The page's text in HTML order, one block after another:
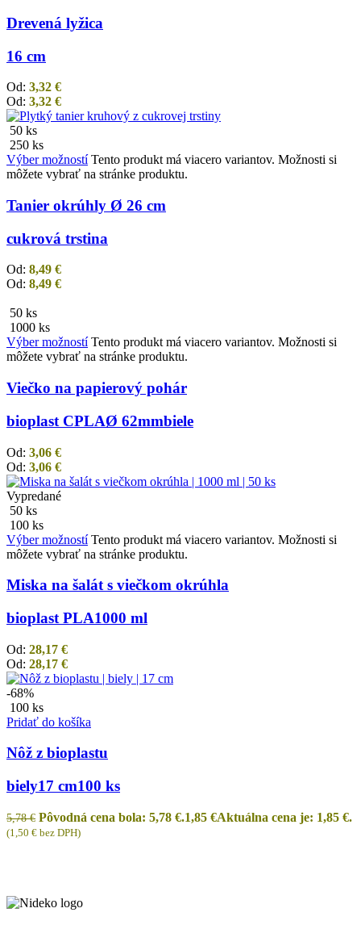
Drevená lyžica
16 cm
Od: 3,32 €
Od: 3,32 €
50 ks
250 ks
Výber možností Tento produkt má viacero variantov. Možnosti si
môžete vybrať na stránke produktu.
Tanier okrúhly Ø 26 cm
cukrová trstina
Od: 8,49 €
Od: 8,49 €
50 ks
1000 ks
Výber možností Tento produkt má viacero variantov. Možnosti si
môžete vybrať na stránke produktu.
Viečko na papierový pohár
bioplast CPLAØ 62mmbiele
Od: 3,06 €
Od: 3,06 €
Vypredané
50 ks
100 ks
Výber možností Tento produkt má viacero variantov. Možnosti si
môžete vybrať na stránke produktu.
Miska na šalát s viečkom okrúhla
bioplast PLA1000 ml
Od: 28,17 €
Od: 28,17 €
-68%
100 ks
Pridať do košíka
Nôž z bioplastu
biely17 cm100 ks
5,78€ Pôvodná cena bola: 5,78 €.1,85 €Aktuálna cena je: 1,85 €.
(1,50 € bez DPH)